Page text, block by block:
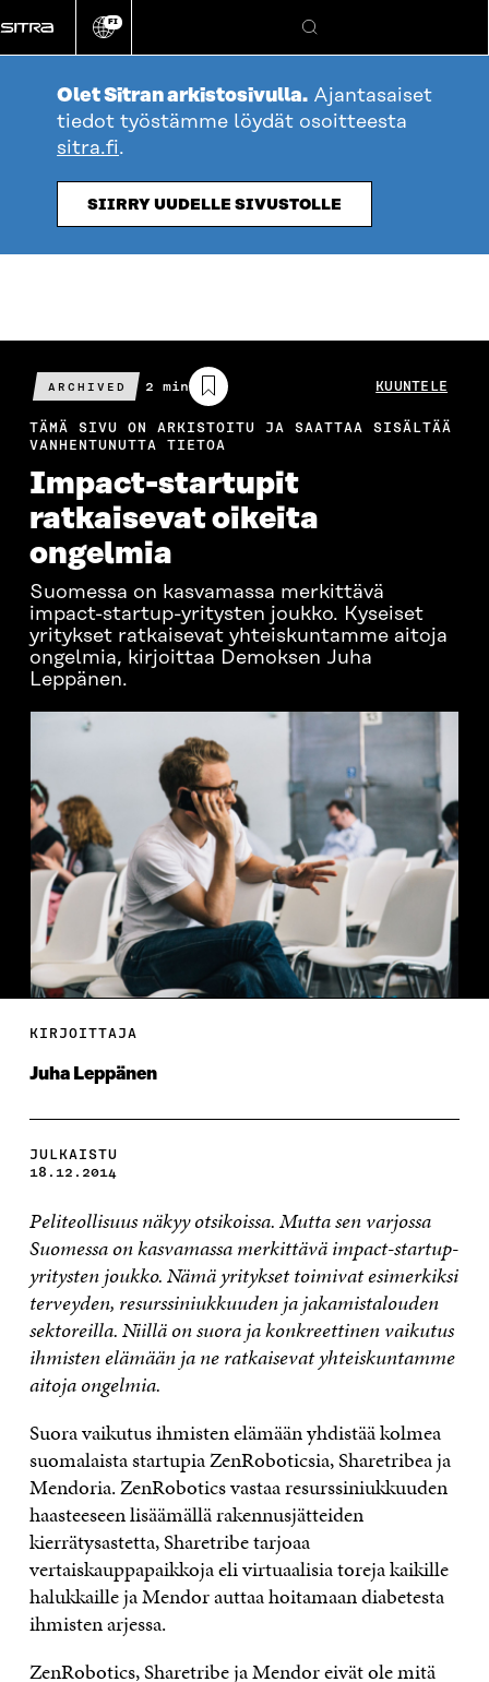
suoraan
sisältöön
Vaihda
kieli
FI
Hae
Olet Sitran arkistosivulla. Ajantasaiset
tiedot työstämme löydät osoitteesta
sitra.fi.
SIIRRY UUDELLE SIVUSTOLLE
ARCHIVED
Arvioitu
lukuaika
2 min KUUNTELE
TÄMÄ SIVU ON ARKISTOITU JA SAATTAA SISÄLTÄÄ
VANHENTUNUTTA TIETOA
Impact-startupit
ratkaisevat oikeita
ongelmia
Suomessa on kasvamassa merkittävä
impact-startup-yritysten joukko. Kyseiset
yritykset ratkaisevat yhteiskuntamme aitoja
ongelmia, kirjoittaa Demoksen Juha
Leppänen.
KIRJOITTAJA
Juha Leppänen
JULKAISTU
18.12.2014
Peliteollisuus näkyy otsikoissa. Mutta sen varjossa
Suomessa on kasvamassa merkittävä impact-startup-
yritysten joukko. Nämä yritykset toimivat esimerkiksi
terveyden, resurssiniukkuuden ja jakamistalouden
sektoreilla. Niillä on suora ja konkreettinen vaikutus
ihmisten elämään ja ne ratkaisevat yhteiskuntamme
aitoja ongelmia.
Suora vaikutus ihmisten elämään yhdistää kolmea
suomalaista startupia ZenRoboticsia, Sharetribea ja
Mendoria. ZenRobotics vastaa resurssiniukkuuden
haasteeseen lisäämällä rakennusjätteiden
kierrätysastetta, Sharetribe tarjoaa
vertaiskauppapaikkoja eli virtuaalisia toreja kaikille
halukkaille ja Mendor auttaa hoitamaan diabetesta
ihmisten arjessa.
ZenRobotics, Sharetribe ja Mendor eivät ole mitä